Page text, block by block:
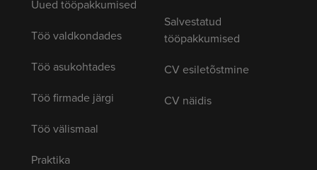
Uued tööpakkumised
Töö valdkondades
Töö asukohtades
Töö firmade järgi
Töö välismaal
Praktika
Salvestatud
tööpakkumised
CV esiletõstmine
CV näidis